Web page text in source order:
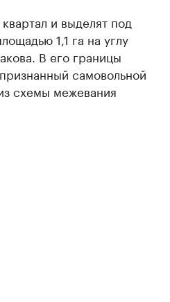
и выделят под
1,1 га на углу
В его границы
самовольной
схемы межевания